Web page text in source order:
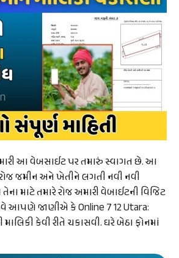
આ વેબસાઈટ પર તમારું સ્વાગત છે. આ
જમીન અને ખેતીને લગતી નવી નવી
માટે તમારે રોજ અમારી વેબાઈટની વિજિટ
આપણે જાણીએ કે Online 7 12 Utara:
માલિકી કેવી રીતે ચકાસવી. ઘરે બેઠા ફોનમાં